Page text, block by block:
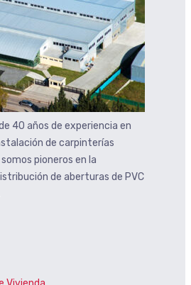
40 años de experiencia en
de carpinterías
pioneros en la
de aberturas de PVC